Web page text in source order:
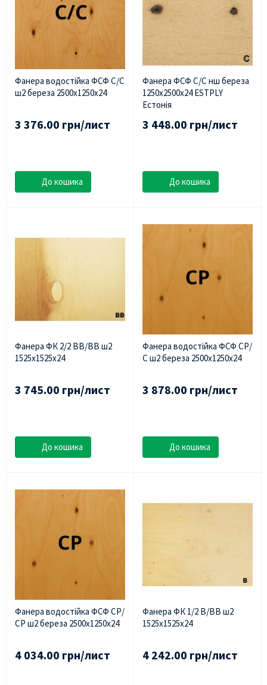
Фанера водостійка ФСФ С/С
ш2 береза 2500х1250х24
3 376.00 грн/лист
До кошика
Фанера ФСФ С/С нш береза
1250х2500х24 ESTPLY
Естонія
3 448.00 грн/лист
До кошика
Фанера ФК 2/2 ВВ/ВВ ш2
1525х1525х24
3 745.00 грн/лист
До кошика
Фанера водостійка ФСФ СР/
С ш2 береза 2500х1250х24
3 878.00 грн/лист
До кошика
Фанера водостійка ФСФ СР/
СР ш2 береза 2500х1250х24
4 034.00 грн/лист
Фанера ФК 1/2 В/ВВ ш2
1525х1525х24
4 242.00 грн/лист